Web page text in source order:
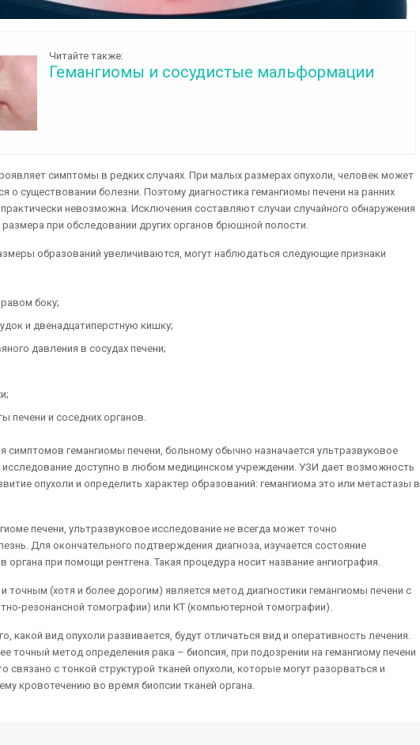
Читайте также:
Гемангиомы и сосудистые мальформации
симптомы в редких случаях. При малых размерах опухоли, человек может
о существовании болезни. Поэтому диагностика гемангиомы печени на ранних
невозможна. Исключения составляют случаи случайного обнаружения
при обследовании других органов брюшной полости.
образований увеличиваются, могут наблюдаться следующие признаки
боку;
и двенадцатиперстную кишку;
давления в сосудах печени;
печени и соседних органов.
симптомов гемангиомы печени, больному обычно назначается ультразвуковое
исследование доступно в любом медицинском учреждении. УЗИ дает возможность
опухоли и определить характер образований: гемангиома это или метастазы в
печени, ультразвуковое исследование не всегда может точно
Для окончательного подтверждения диагноза, изучается состояние
органа при помощи рентгена. Такая процедура носит название ангиография.
точным (хотя и более дорогим) является метод диагностики гемангиомы печени с
резонансной томографии) или КТ (компьютерной томографии).
какой вид опухоли развивается, будут отличаться вид и оперативность лечения.
точный метод определения рака – биопсия, при подозрении на гемангиому печени
связано с тонкой структурой тканей опухоли, которые могут разорваться и
кровотечению во время биопсии тканей органа.